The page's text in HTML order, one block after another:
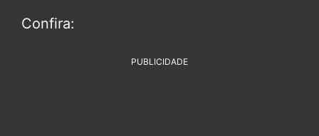
Confira:
PUBLICIDADE